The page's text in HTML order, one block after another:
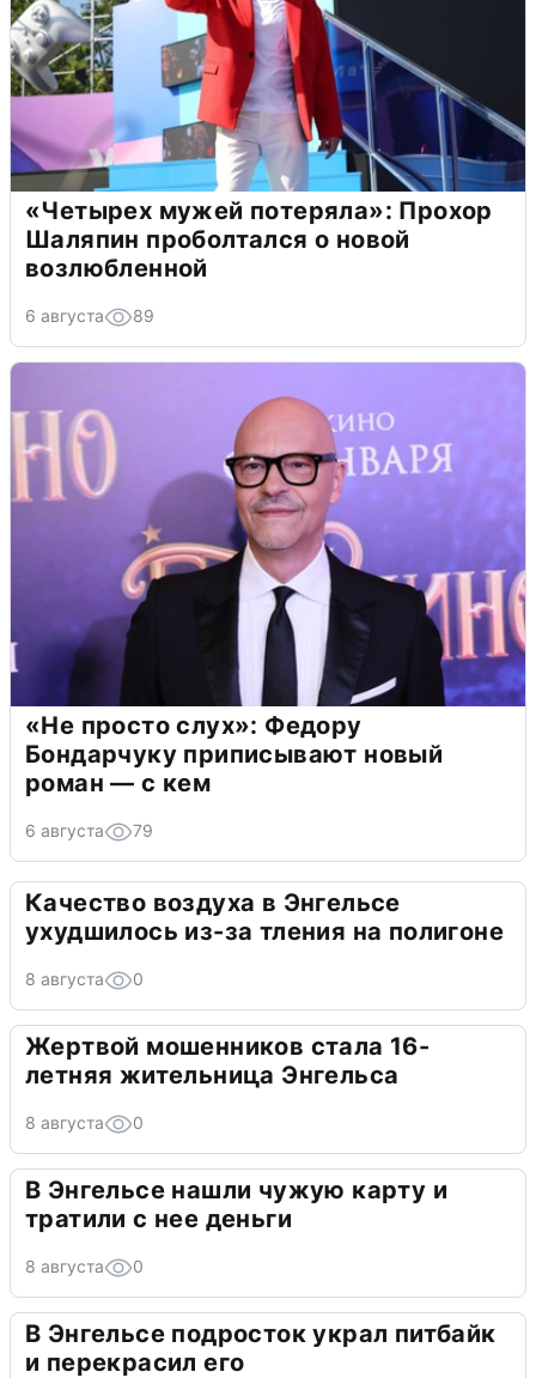
«Четырех мужей потеряла»: Прохор
Шаляпин проболтался о новой
возлюбленной
6 августа 89
«Не просто слух»: Федору
Бондарчуку приписывают новый
роман — с кем
6 августа 79
Качество воздуха в Энгельсе
ухудшилось из-за тления на полигоне
8 августа 0
Жертвой мошенников стала 16-
летняя жительница Энгельса
8 августа 0
В Энгельсе нашли чужую карту и
тратили с нее деньги
8 августа 0
В Энгельсе подросток украл питбайк
и перекрасил его